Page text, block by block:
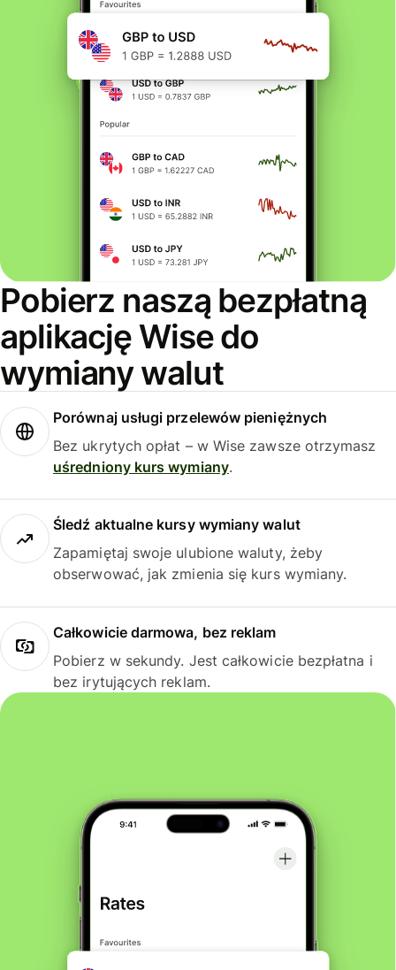
Pobierz naszą bezpłatną
aplikację Wise do
wymiany walut
Porównaj usługi przelewów pieniężnych
Bez ukrytych opłat – w Wise zawsze otrzymasz
uśredniony kurs wymiany.
Śledź aktualne kursy wymiany walut
Zapamiętaj swoje ulubione waluty, żeby
obserwować, jak zmienia się kurs wymiany.
Całkowicie darmowa, bez reklam
Pobierz w sekundy. Jest całkowicie bezpłatna i
bez irytujących reklam.